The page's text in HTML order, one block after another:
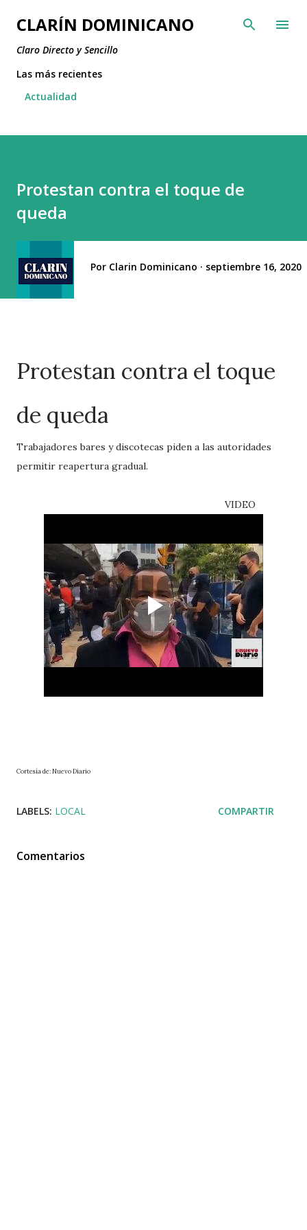
Ir al contenido principal
CLARÍN DOMINICANO
Claro Directo y Sencillo
Las más recientes
Actualidad
Protestan contra el toque de
queda
Por Clarin Dominicano septiembre 16, 2020
Protestan contra el toque
de queda
Trabajadores bares y discotecas piden a las autoridades
permitir reapertura gradual.
VIDEO
Cortesía de: Nuevo Diario
LABELS: LOCAL COMPARTIR
Comentarios